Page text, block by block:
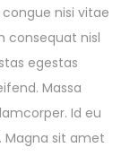
nisi vitae
consequat nisl
egestas
Massa
Id eu
Magna sit amet